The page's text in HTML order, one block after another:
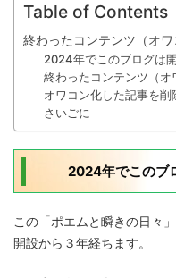
Table of Contents
終わったコンテンツ（オ
2024年でこのブログは
終わったコンテンツ（
オワコン化した記事を削
さいごに
2024年でこのブ
この「ポエムと瞬きの日々
開設から３年経ちます。